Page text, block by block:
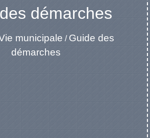
démarches
municipale / Guide des
démarches